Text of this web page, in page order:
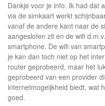
Dankje voor je info. Ik had dat
via de simkaart werkt
vanaf de andere kant naar de
aangesloten zit en de wifi
smartphone. De wifi van
je kan dan toch niet op het
router geprobeerd, maar het
geprobeerd van een provider
internetmogeijkheid biedt, wat
goed.